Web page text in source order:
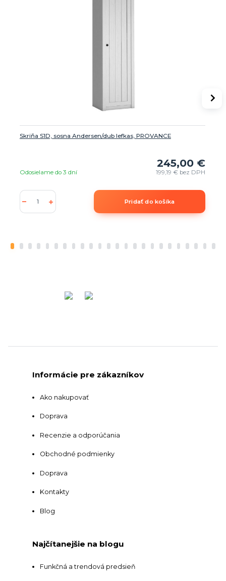
Skriňa S1D, sosna Andersen/dub lefkas, PROVANCE
245,00 €
199,19 € bez DPH
Odosielame do 3 dní
Pridať do košíka
Informácie pre zákazníkov
Ako nakupovať
Doprava
Recenzie a odporúčania
Obchodné podmienky
Doprava
Kontakty
Blog
Najčítanejšie na blogu
Funkčná a trendová predsieň